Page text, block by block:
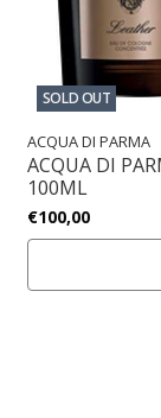
SOLD OUT
ACQUA DI PARMA
ACQUA DI
100ML
€100,00